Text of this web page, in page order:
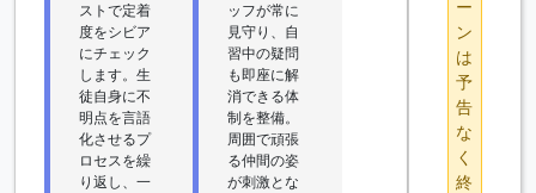
ストで定着
度をシビア
にチェック
します。生
徒自身に不
明点を言語
化させるプ
ロセスを繰
り返し、一
ッフが常に
見守り、自
習中の疑問
も即座に解
消できる体
制を整備。
周囲で頑張
る仲間の姿
が刺激とな
ー
ン
は
予
告
な
く
終